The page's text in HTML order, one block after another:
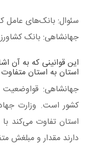
سئوال: بانک‌های عامل
جهانشاهی: بانک
این قوانینی که به آن
استان به استان
جهانشاهی:
کشور است. وزارت
استان تفاوت می‌کند
دارند مقدار و مبلغش